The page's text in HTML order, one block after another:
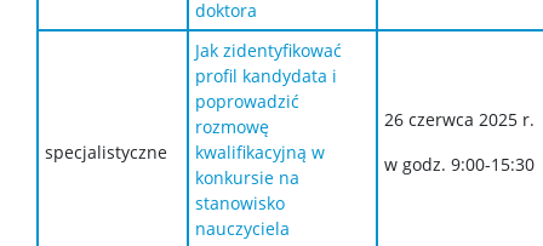
doktora
specjalistyczne
Jak zidentyfikować
profil kandydata i
poprowadzić
rozmowę
kwalifikacyjną w
konkursie na
stanowisko
nauczyciela
26 czerwca 2025 r.
w godz. 9:00-15:30